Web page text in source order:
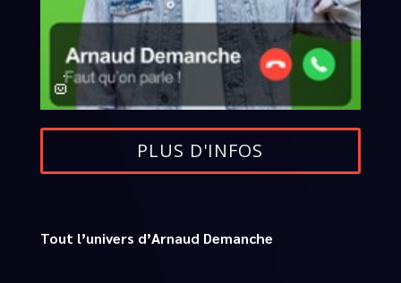
PLUS D'INFOS
Tout l’univers d’Arnaud Demanche